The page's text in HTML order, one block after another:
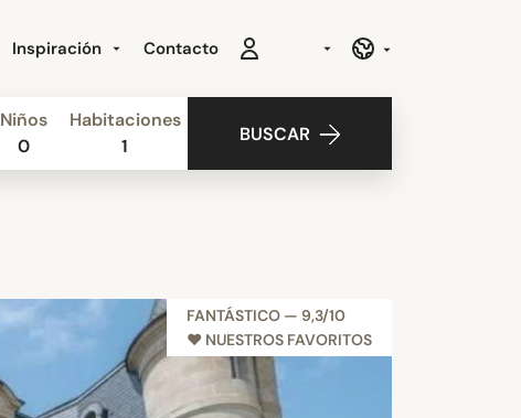
Inspiración Contacto
Niños
0
Habitaciones
1
BUSCAR
FANTÁSTICO — 9,3/10
♥︎ NUESTROS FAVORITOS